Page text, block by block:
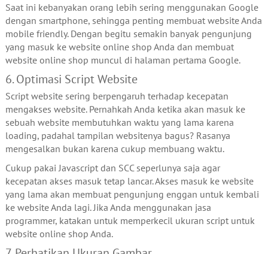
Saat ini kebanyakan orang lebih sering menggunakan Google
dengan smartphone, sehingga penting membuat website Anda
mobile friendly. Dengan begitu semakin banyak pengunjung
yang masuk ke website online shop Anda dan membuat
website online shop muncul di halaman pertama Google.
6. Optimasi Script Website
Script website sering berpengaruh terhadap kecepatan
mengakses website. Pernahkah Anda ketika akan masuk ke
sebuah website membutuhkan waktu yang lama karena
loading, padahal tampilan websitenya bagus? Rasanya
mengesalkan bukan karena cukup membuang waktu.
Cukup pakai Javascript dan SCC seperlunya saja agar
kecepatan akses masuk tetap lancar. Akses masuk ke website
yang lama akan membuat pengunjung enggan untuk kembali
ke website Anda lagi. Jika Anda menggunakan jasa
programmer, katakan untuk memperkecil ukuran script untuk
website online shop Anda.